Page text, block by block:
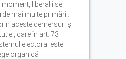
moment, liberalii se
mai multe primării.
aceste demersuri şi
care în art. 73
electoral este
organică